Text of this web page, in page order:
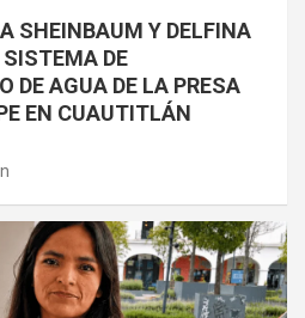
SHEINBAUM Y DELFINA
DE
DE AGUA DE LA PRESA
EN CUAUTITLÁN